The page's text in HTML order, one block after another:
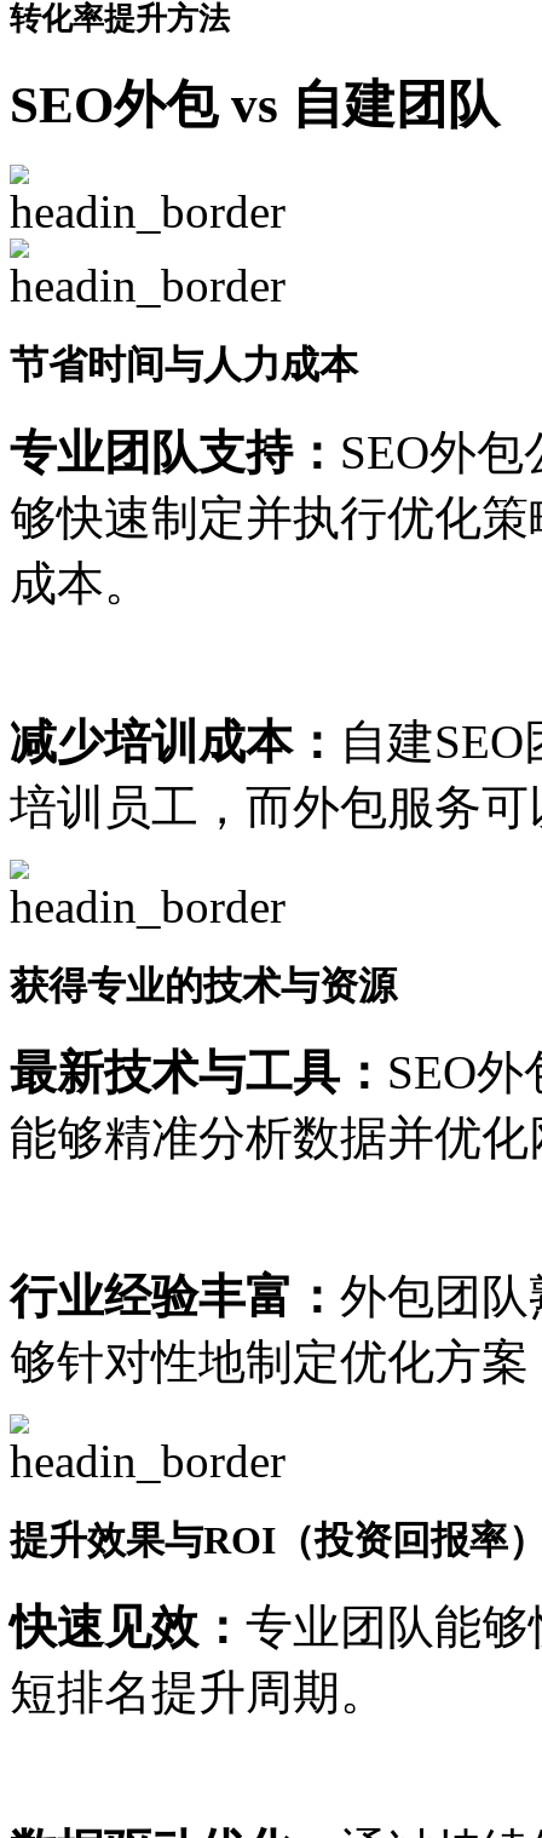
转化率提升方法
SEO外包 vs 自建团队
节省时间与人力成本
专业团队支持： SEO外
够快速制定并执行优化
成本。
减少培训成本： 自建
培训员工，而外包服务
获得专业的技术与资源
最新技术与工具： SEO
能够精准分析数据并优化
行业经验丰富： 外包团队
够针对性地制定优化方
提升效果与ROI（投资回报率
快速见效： 专业团队能
短排名提升周期。